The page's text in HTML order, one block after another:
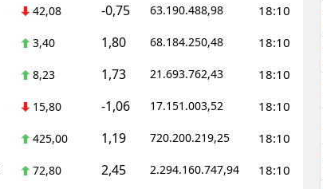
42,08 -0,75 63.190.488,98 18:10
3,40 1,80 68.184.250,48 18:10
8,23 1,73 21.693.762,43 18:10
15,80 -1,06 17.151.003,52 18:10
425,00 1,19 720.200.219,25 18:10
72,80 2,45 2.294.160.747,94 18:10